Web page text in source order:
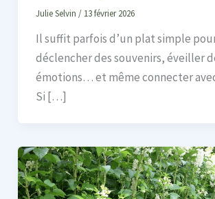
Julie Selvin / 13 février 2026
Il suffit parfois d’un plat simple
déclencher des souvenirs, éveiller
émotions… et même connecter
Si […]